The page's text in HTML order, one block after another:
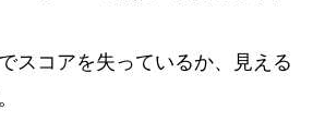
スコアを失っているか、見える